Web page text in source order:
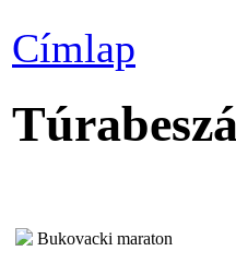
Címlap
Bukovacki maraton